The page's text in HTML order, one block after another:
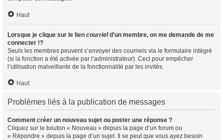
Haut
Lorsque je clique sur le lien courrield’un membre, on me demande de me
connecter !?
Seuls les membres peuvent s’envoyer des courriels via le formulaire intégré
(si la fonction a été activée par l’administrateur). Ceci pour empêcher
l’utilisation malveillante de la fonctionnalité par les invités.
Haut
Problèmes liés à la publication de messages
Comment créer un nouveau sujet ou poster une réponse ?
Cliquez sur le bouton « Nouveau » depuis la page d’un forum ou
« Répondre » depuis la page d’un sujet. Il se peut que vous ayez besoin